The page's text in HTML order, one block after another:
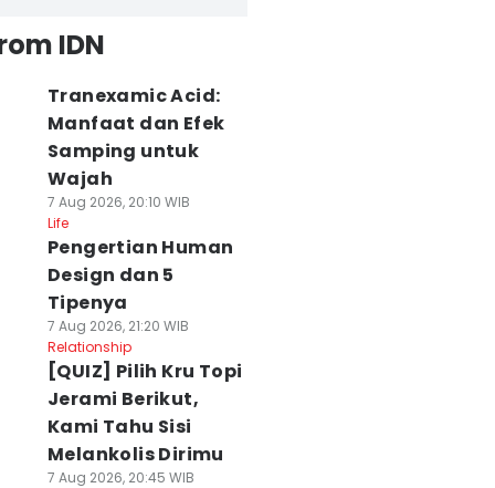
IDN
Tranexamic Acid:
Manfaat dan Efek
Samping untuk
Wajah
7 Aug 2026, 20:10 WIB
Life
Pengertian Human
Design dan 5
Tipenya
7 Aug 2026, 21:20 WIB
Relationship
[QUIZ] Pilih Kru Topi
Jerami Berikut,
Kami Tahu Sisi
Melankolis Dirimu
7 Aug 2026, 20:45 WIB